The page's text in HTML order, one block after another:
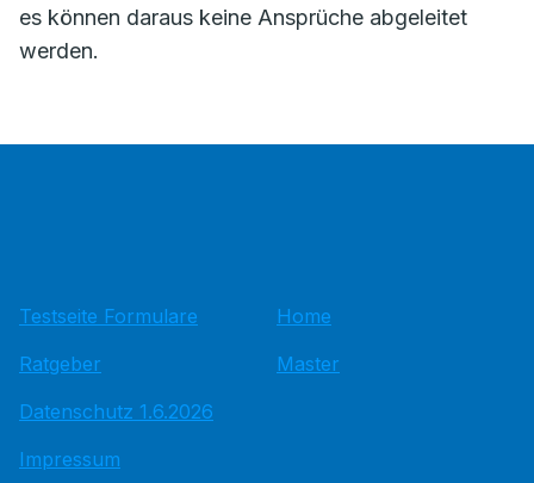
es können daraus keine Ansprüche abgeleitet
werden.
Testseite Formulare
Ratgeber
Datenschutz 1.6.2026
Impressum
Home
Master